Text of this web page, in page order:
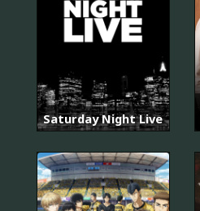
Saturday Night Live